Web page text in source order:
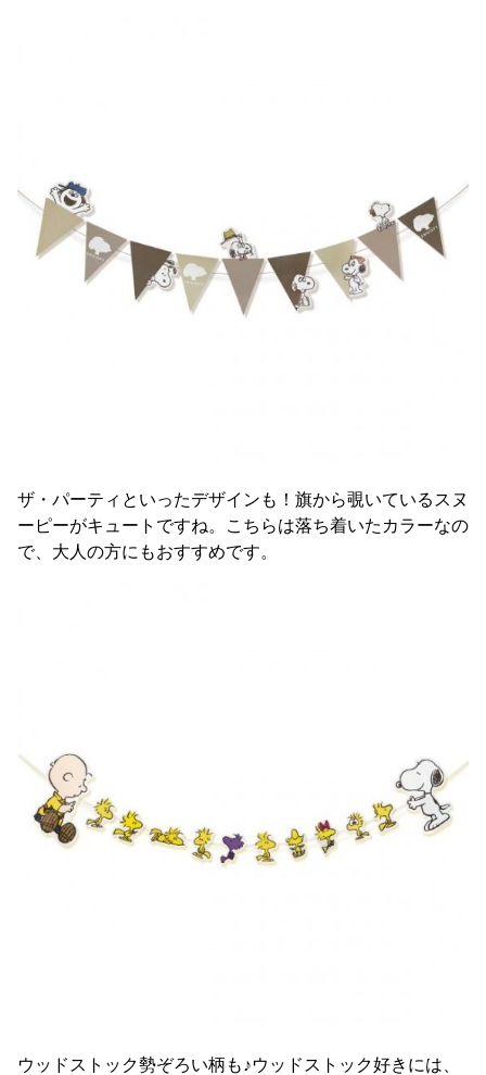
ザ・パーティといったデザインも！旗から覗いているスヌ
ーピーがキュートですね。こちらは落ち着いたカラーなの
で、大人の方にもおすすめです。
ウッドストック勢ぞろい柄も♪ウッドストック好きには、